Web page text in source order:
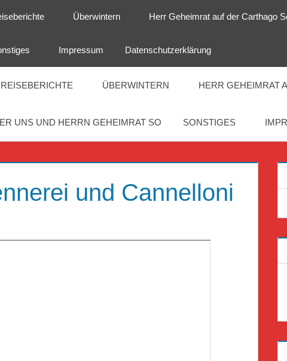
Überwintern Herr Geheimrat auf der Carthago
Impressum Datenschutzerklärung
REISEBERICHTE ÜBERWINTERN HERR GEHEIMRAT
UNS UND HERRN GEHEIMRAT SO SONSTIGES
und Cannelloni